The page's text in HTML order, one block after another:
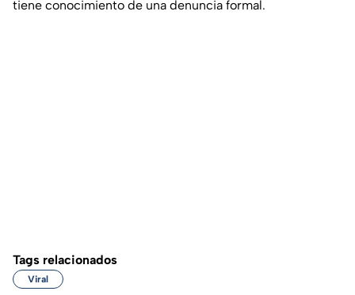
tiene conocimiento de una denuncia formal.
Tags relacionados
Viral